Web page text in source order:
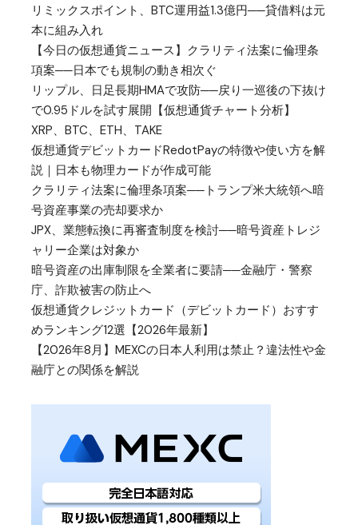
リミックスポイント、BTC運用益1.3億円──貸借料は元
本に組み入れ
【今日の仮想通貨ニュース】クラリティ法案に倫理条
項案──日本でも規制の動き相次ぐ
リップル、日足長期HMAで攻防──戻り一巡後の下抜け
で0.95ドルを試す展開【仮想通貨チャート分析】
XRP、BTC、ETH、TAKE
仮想通貨デビットカードRedotPayの特徴や使い方を解
説｜日本も物理カードが作成可能
クラリティ法案に倫理条項案──トランプ米大統領へ暗
号資産事業の売却要求か
JPX、業態転換に再審査制度を検討──暗号資産トレジ
ャリー企業は対象か
暗号資産の出庫制限を全業者に要請──金融庁・警察
庁、詐欺被害の防止へ
仮想通貨クレジットカード（デビットカード）おすす
めランキング12選【2026年最新】
【2026年8月】MEXCの日本人利用は禁止？違法性や金
融庁との関係を解説